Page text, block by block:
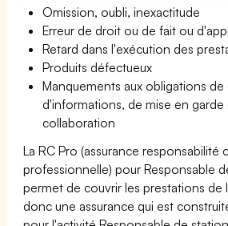
Omission, oubli, inexactitude
Erreur de droit ou de fait ou
Retard dans l'exécution des
Produits défectueux
Manquements aux obligations de
d'informations, de mise en garde
collaboration
La RC Pro (assurance responsabilité
professionnelle) pour Responsable
permet de couvrir les prestations de
donc une assurance qui est